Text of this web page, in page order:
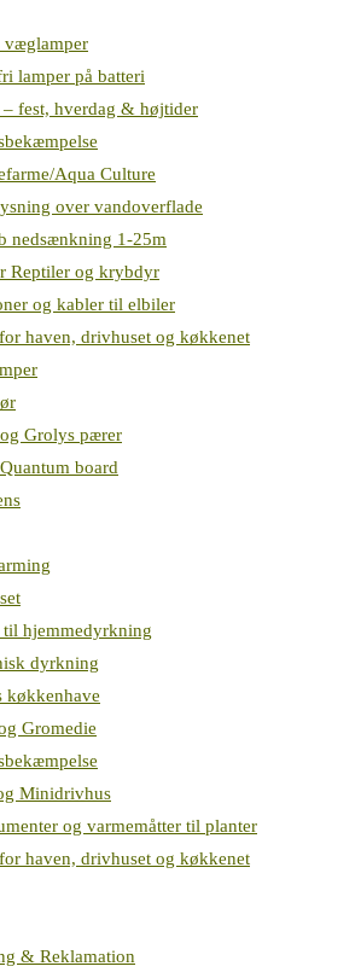
væglamper
lamper på batteri
fest, hverdag & højtider
Aqua Culture
over vandoverflade
nedsænkning 1-25m
Reptiler og krybdyr
og kabler til elbiler
haven, drivhuset og køkkenet
Grolys pærer
board
til hjemmedyrkning
dyrkning
køkkenhave
Gromedie
Minidrivhus
og varmemåtter til planter
haven, drivhuset og køkkenet
& Reklamation